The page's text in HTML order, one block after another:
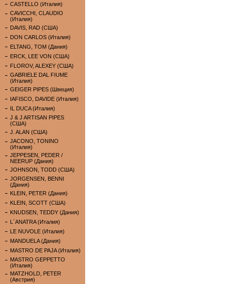
CASTELLO (Италия)
CAVICCHI, CLAUDIO
(Италия)
DAVIS, RAD (США)
DON CARLOS (Италия)
ELTANG, TOM (Дания)
ERCK, LEE VON (США)
FLOROV, ALEXEY (США)
GABRIELE DAL FIUME
(Италия)
GEIGER PIPES (Швеция)
IAFISCO, DAVIDE (Италия)
IL DUCA (Италия)
J & J ARTISAN PIPES
(США)
J. ALAN (США)
JACONO, TONINO
(Италия)
JEPPESEN, PEDER /
NEERUP (Дания)
JOHNSON, TODD (США)
JORGENSEN, BENNI
(Дания)
KLEIN, PETER (Дания)
KLEIN, SCOTT (США)
KNUDSEN, TEDDY (Дания)
L`ANATRA (Италия)
LE NUVOLE (Италия)
MANDUELA (Дания)
MASTRO DE PAJA (Италия)
MASTRO GEPPETTO
(Италия)
MATZHOLD, PETER
(Австрия)